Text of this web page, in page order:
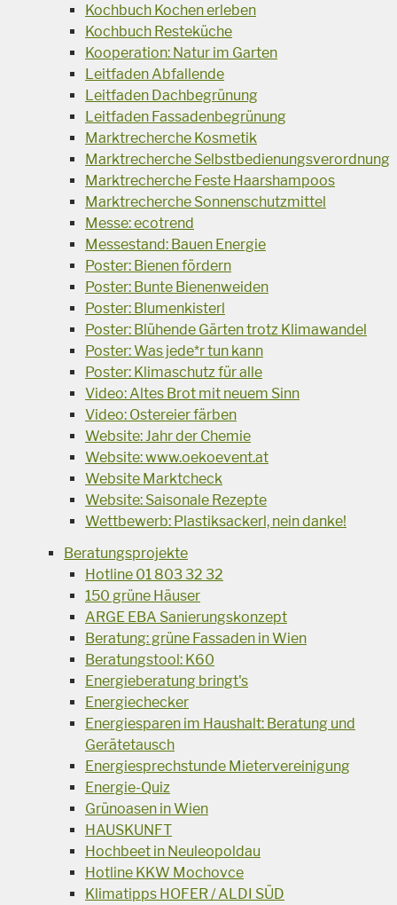
Kochbuch Kochen erleben
Kochbuch Resteküche
Kooperation: Natur im Garten
Leitfaden Abfallende
Leitfaden Dachbegrünung
Leitfaden Fassadenbegrünung
Marktrecherche Kosmetik
Marktrecherche Selbstbedienungsverordnung
Marktrecherche Feste Haarshampoos
Marktrecherche Sonnenschutzmittel
Messe: ecotrend
Messestand: Bauen Energie
Poster: Bienen fördern
Poster: Bunte Bienenweiden
Poster: Blumenkisterl
Poster: Blühende Gärten trotz Klimawandel
Poster: Was jede*r tun kann
Poster: Klimaschutz für alle
Video: Altes Brot mit neuem Sinn
Video: Ostereier färben
Website: Jahr der Chemie
Website: www.oekoevent.at
Website Marktcheck
Website: Saisonale Rezepte
Wettbewerb: Plastiksackerl, nein danke!
Beratungsprojekte
Hotline 01 803 32 32
150 grüne Häuser
ARGE EBA Sanierungskonzept
Beratung: grüne Fassaden in Wien
Beratungstool: K60
Energieberatung bringt's
Energiechecker
Energiesparen im Haushalt: Beratung und
Gerätetausch
Energiesprechstunde Mietervereinigung
Energie-Quiz
Grünoasen in Wien
HAUSKUNFT
Hochbeet in Neuleopoldau
Hotline KKW Mochovce
Klimatipps HOFER / ALDI SÜD